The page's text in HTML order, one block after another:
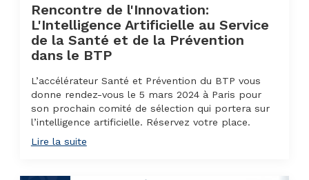
Rencontre de l'Innovation:
L'Intelligence Artificielle au Service
de la Santé et de la Prévention
dans le BTP
L’accélérateur Santé et Prévention du BTP vous
donne rendez-vous le 5 mars 2024 à Paris pour
son prochain comité de sélection qui portera sur
l’intelligence artificielle. Réservez votre place.
Lire la suite